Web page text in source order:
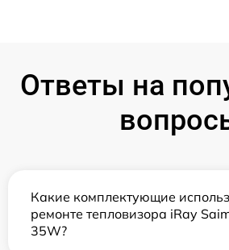
Ответы на
Какие комплектующие
ремонте тепловизора iRay
35W?